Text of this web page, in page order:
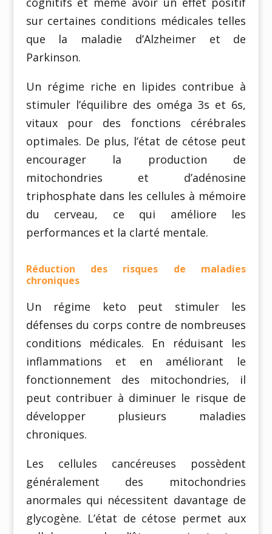
sur certaines conditions médicales telles
que la maladie d’Alzheimer et de
Parkinson.
Un régime riche en lipides contribue à
stimuler l’équilibre des oméga 3s et 6s,
vitaux pour des fonctions cérébrales
optimales. De plus, l’état de cétose peut
encourager la production de
mitochondries et d’adénosine
triphosphate dans les cellules à mémoire
du cerveau, ce qui améliore les
performances et la clarté mentale.
Réduction des risques de maladies
chroniques
Un régime keto peut stimuler les
défenses du corps contre de nombreuses
conditions médicales. En réduisant les
inflammations et en améliorant le
fonctionnement des mitochondries, il
peut contribuer à diminuer le risque de
développer plusieurs maladies
chroniques.
Les cellules cancéreuses possèdent
généralement des mitochondries
anormales qui nécessitent davantage de
glycogène. L’état de cétose permet aux